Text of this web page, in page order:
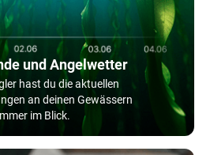
und Angelwetter
hast du die aktuellen
an deinen Gewässern
im Blick.